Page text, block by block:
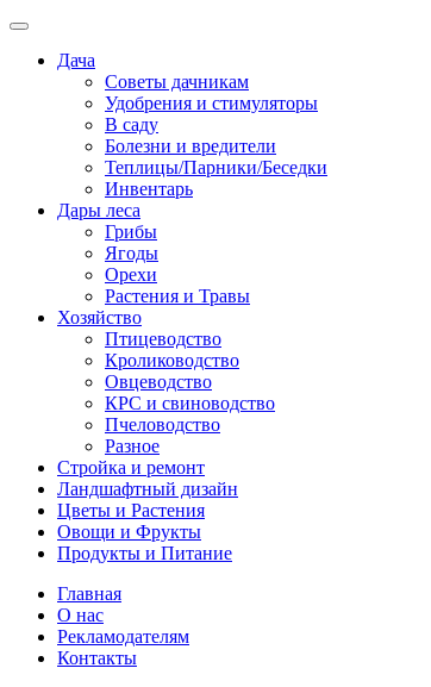
Дача
Советы дачникам
Удобрения и стимуляторы
В саду
Болезни и вредители
Теплицы/Парники/Беседки
Инвентарь
Дары леса
Грибы
Ягоды
Орехи
Растения и Травы
Хозяйство
Птицеводство
Кролиководство
Овцеводство
КРС и свиноводство
Пчеловодство
Разное
Стройка и ремонт
Ландшафтный дизайн
Цветы и Растения
Овощи и Фрукты
Продукты и Питание
Главная
О нас
Рекламодателям
Контакты